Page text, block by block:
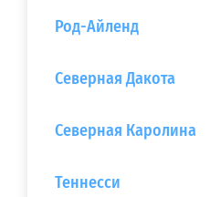
Род-Айленд
Северная Дакота
Северная Каролина
Теннесси